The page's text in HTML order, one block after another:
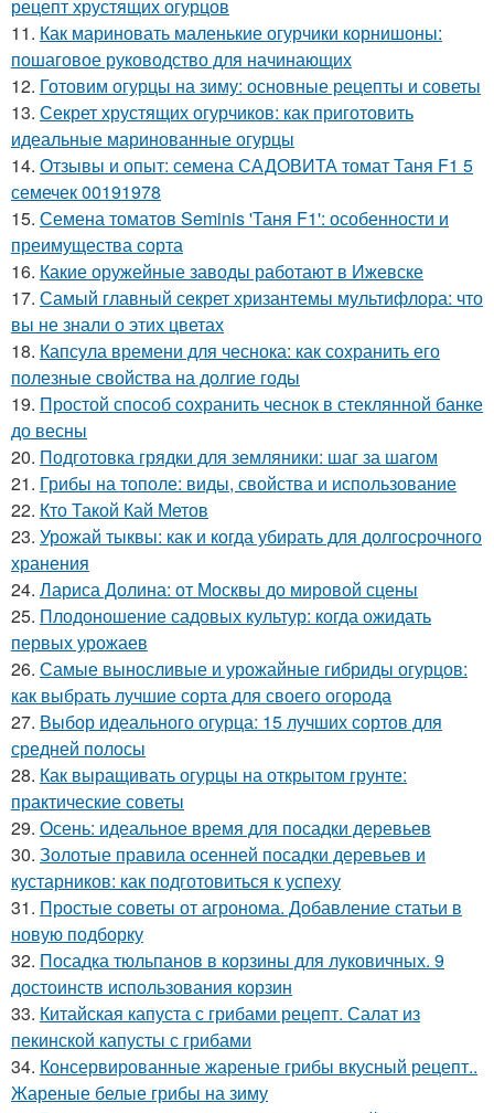
рецепт хрустящих огурцов
11. Как мариновать маленькие огурчики корнишоны:
пошаговое руководство для начинающих
12. Готовим огурцы на зиму: основные рецепты и советы
13. Секрет хрустящих огурчиков: как приготовить
идеальные маринованные огурцы
14. Отзывы и опыт: семена САДОВИТА томат Таня F1 5
семечек 00191978
15. Семена томатов Seminis 'Таня F1': особенности и
преимущества сорта
16. Какие оружейные заводы работают в Ижевске
17. Самый главный секрет хризантемы мультифлора: что
вы не знали о этих цветах
18. Капсула времени для чеснока: как сохранить его
полезные свойства на долгие годы
19. Простой способ сохранить чеснок в стеклянной банке
до весны
20. Подготовка грядки для земляники: шаг за шагом
21. Грибы на тополе: виды, свойства и использование
22. Кто Такой Кай Метов
23. Урожай тыквы: как и когда убирать для долгосрочного
хранения
24. Лариса Долина: от Москвы до мировой сцены
25. Плодоношение садовых культур: когда ожидать
первых урожаев
26. Самые выносливые и урожайные гибриды огурцов:
как выбрать лучшие сорта для своего огорода
27. Выбор идеального огурца: 15 лучших сортов для
средней полосы
28. Как выращивать огурцы на открытом грунте:
практические советы
29. Осень: идеальное время для посадки деревьев
30. Золотые правила осенней посадки деревьев и
кустарников: как подготовиться к успеху
31. Простые советы от агронома. Добавление статьи в
новую подборку
32. Посадка тюльпанов в корзины для луковичных. 9
достоинств использования корзин
33. Китайская капуста с грибами рецепт. Салат из
пекинской капусты с грибами
34. Консервированные жареные грибы вкусный рецепт..
Жареные белые грибы на зиму